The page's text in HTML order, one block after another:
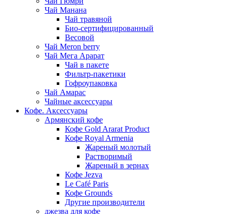
Чай Манана
Чай травяной
Био-сертифицированный
Весовой
Чай Meron berry
Чай Мега Арарат
Чай в пакете
Фильтр-пакетики
Гофроупаковка
Чай Амарас
Чайные аксессуары
Кофе. Аксессуары
Армянский кофе
Кофе Gold Ararat Product
Кофе Royal Armenia
Жареный молотый
Растворимый
Жареный в зернах
Кофе Jezva
Le Café Paris
Кофе Grounds
Другие производители
джезва для кофе